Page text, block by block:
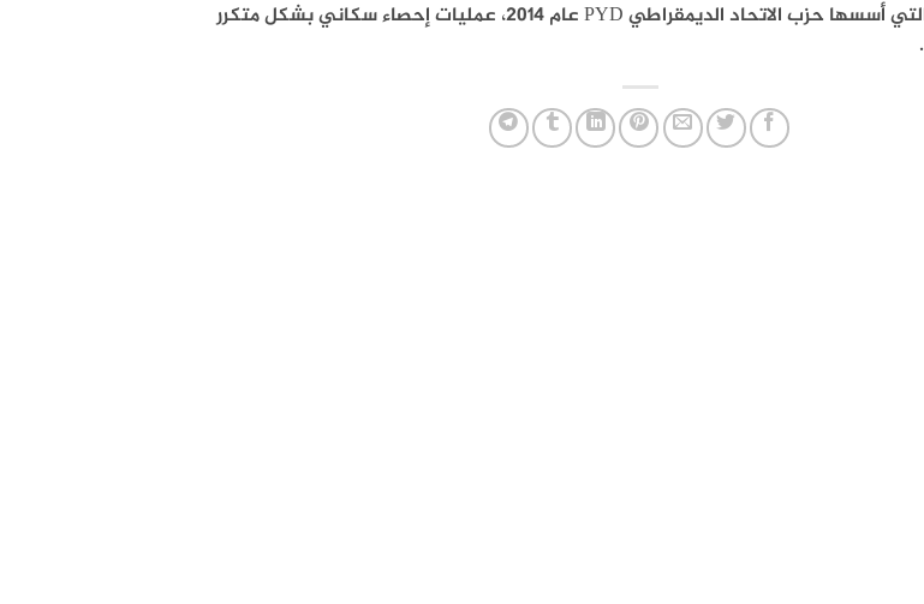
وتجري الإدارة الكردية، التي أسسها حزب الاتحاد الديمقراطي PYD عام 2014، عمليات إحصاء سكاني بشكل متكرر